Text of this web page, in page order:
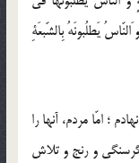
يَطلُبونَهُ بِالشّبعَةِ
؛ امّا مردم، آنها را
و رنج و تلاش